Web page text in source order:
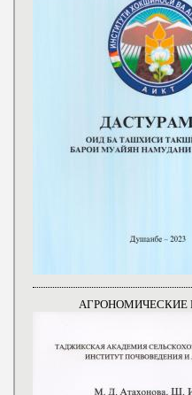
АГРОНОМИЧЕСКИЕ